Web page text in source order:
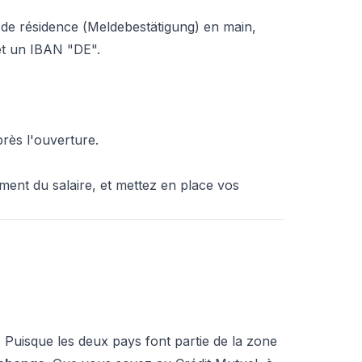
résidence (Meldebestätigung) en main,
un IBAN "DE".
l'ouverture.
du salaire, et mettez en place vos
les deux pays font partie de la zone